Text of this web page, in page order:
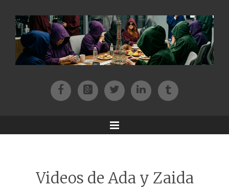
FacebookPatreonTwitterInstagram
Tik-tok
Menu
Videos de Ada y Zaida